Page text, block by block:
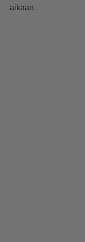
aikaan.